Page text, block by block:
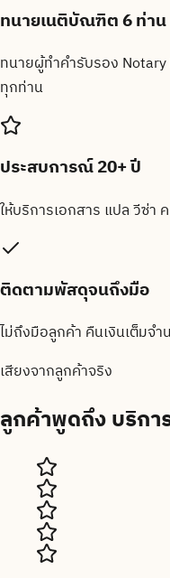
ทนายเนติบัณฑิต 6 ท่าน
ทนายผู้ทำคำรับรอง
ทุกท่าน
ประสบการณ์ 20+ ปี
ให้บริการเอกสาร แปล วีซ่า
ติดตามพัสดุจนถึงมือ
ไม่ถึงมือลูกค้า คืนเงินเต็มจ
เสียงจากลูกค้าจริง
ลูกค้าพูดถึงบริกา